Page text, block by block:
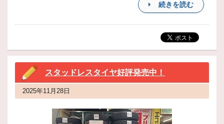
続きを読む
スタッドレスタイヤ好評発売中！
2025年11月28日